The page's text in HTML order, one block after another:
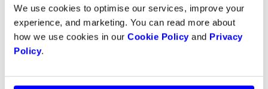
We use cookies to optimise our services, improve your
experience, and marketing. You can read more about
how we use cookies in our Cookie Policy and Privacy
Policy.
viktig lansering; Split Payment.
Split Payment har varit helt avgörande för oss.
Det kommer hela tiden nya marknadsplatser